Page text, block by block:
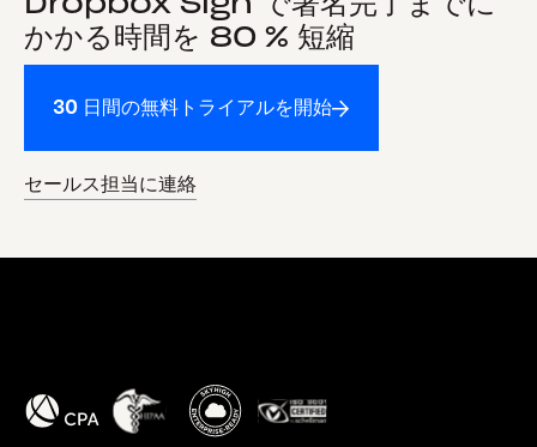
かかる時間を 80 % 短縮
30 日間の無料トライアルを開始
セールス担当に連絡